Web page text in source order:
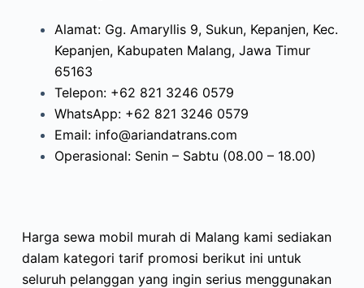
Alamat: Gg. Amaryllis 9, Sukun, Kepanjen, Kec.
Kepanjen, Kabupaten Malang, Jawa Timur
65163
Telepon: +62 821 3246 0579
WhatsApp: +62 821 3246 0579
Email: info@ariandatrans.com
Operasional: Senin – Sabtu (08.00 – 18.00)
Harga sewa mobil murah di Malang kami sediakan
dalam kategori tarif promosi berikut ini untuk
seluruh pelanggan yang ingin serius menggunakan